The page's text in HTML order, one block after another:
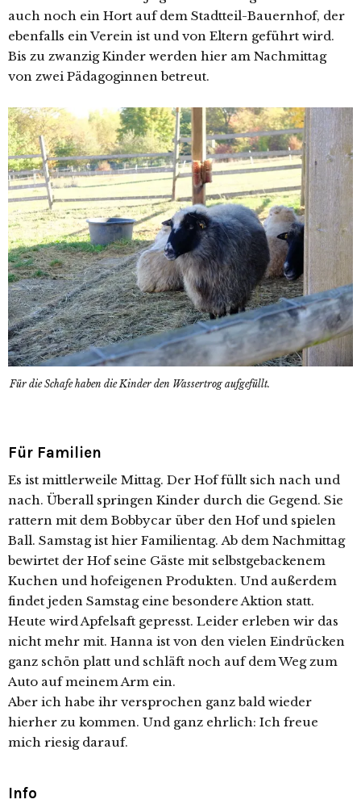
auch noch ein Hort auf dem Stadtteil-Bauernhof, der
ebenfalls ein Verein ist und von Eltern geführt wird.
Bis zu zwanzig Kinder werden hier am Nachmittag
von zwei Pädagoginnen betreut.
Für die Schafe haben die Kinder den Wassertrog aufgefüllt.
Für Familien
Es ist mittlerweile Mittag. Der Hof füllt sich nach und
nach. Überall springen Kinder durch die Gegend. Sie
rattern mit dem Bobbycar über den Hof und spielen
Ball. Samstag ist hier Familientag. Ab dem Nachmittag
bewirtet der Hof seine Gäste mit selbstgebackenem
Kuchen und hofeigenen Produkten. Und außerdem
findet jeden Samstag eine besondere Aktion statt.
Heute wird Apfelsaft gepresst. Leider erleben wir das
nicht mehr mit. Hanna ist von den vielen Eindrücken
ganz schön platt und schläft noch auf dem Weg zum
Auto auf meinem Arm ein.
Aber ich habe ihr versprochen ganz bald wieder
hierher zu kommen. Und ganz ehrlich: Ich freue
mich riesig darauf.
Info